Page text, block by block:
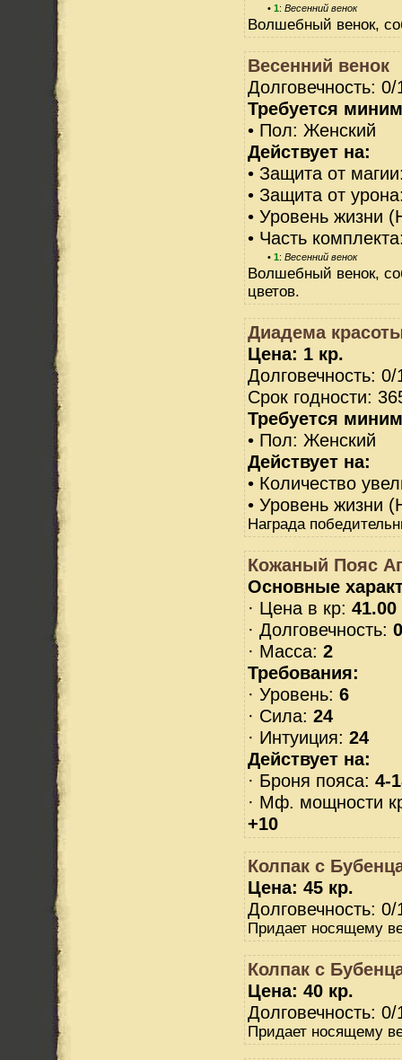
• 1: Весенний венок
Волшебный венок,
Весенний венок
Долговечность: 0/
Требуется
• Пол: Женский
Действует на:
• Защита от
• Защита от
• Уровень жизни
• Часть
• 1: Весенний венок
Волшебный венок,
цветов.
Диадема
Цена: 1 кр.
Долговечность: 0/
Срок годности:
Требуется
• Пол: Женский
Действует на:
• Количество
• Уровень жизни
Награда
Кожаный Пояс
Основные
· Цена в кр: 41.00
· Долговечность:
· Масса: 2
Требования:
· Уровень: 6
· Сила: 24
· Интуиция: 24
Действует на:
· Броня пояса: 4-
· Мф. мощности
+10
Колпак с
Цена: 45 кр.
Долговечность: 0/
Придает носящему
Колпак с
Цена: 40 кр.
Долговечность: 0/
Придает носящему